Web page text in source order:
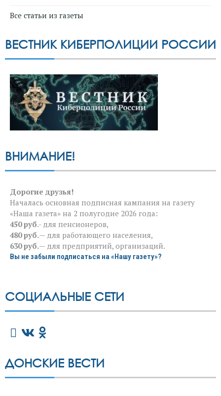
Все статьи из газеты
ВЕСТНИК КИБЕРПОЛИЦИИ РОССИИ
ВНИМАНИЕ!
Дорогие друзья!
Началась основная подписная кампания на газету
«Наша газета» на 2 полугодие 2026 года:
450 руб.- для пенсионеров,
480 руб.— для работающего населения,
630 руб.— для предприятий, организаций.
Вы не забыли подписаться на «Нашу газету»?
СОЦИАЛЬНЫЕ СЕТИ
ДОНСКИЕ ВЕСТИ